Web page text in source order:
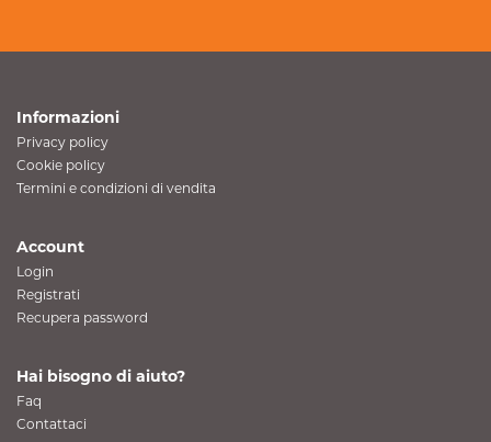
Informazioni
Privacy policy
Cookie policy
Termini e condizioni di vendita
Account
Login
Registrati
Recupera password
Hai bisogno di aiuto?
Faq
Contattaci